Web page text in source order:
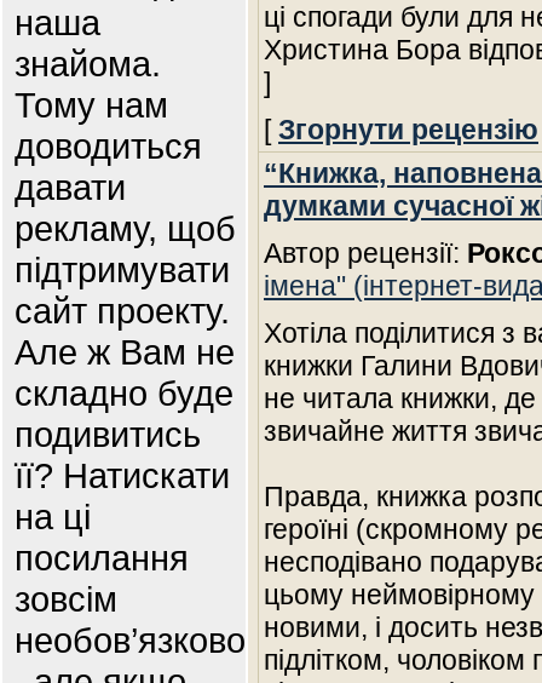
наша
знайома.
Тому нам
доводиться
давати
рекламу, щоб
підтримувати
сайт проекту.
Але ж Вам не
складно буде
подивитись
її? Натискати
на ці
посилання
зовсім
необов’язково
ці спогади були для
Христина Бора
]
[Згорнути рецензію
“Книжка,
думками сучасної
Автор рецензії:
імена" (інтернет-
Хотіла поділитися з
книжки Галини
не читала книжки, де
звичайне життя
Правда, книжка
героїні (скромному
несподівано
цьому
новими, і досить
підлітком, чоловіком